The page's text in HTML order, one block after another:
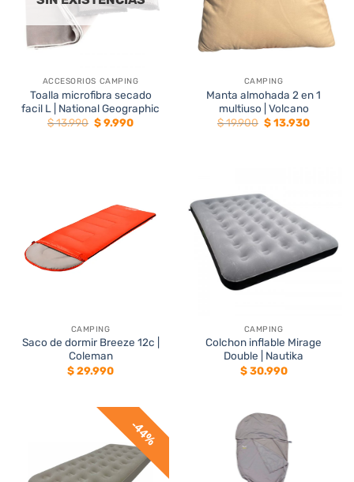
ACCESORIOS CAMPING
Toalla microfibra secado
facil L | National Geographic
$13.990 El
precio
$9.990El
CAMPING
Manta almohada 2 en 1
multiuso | Volcano
$19.900 El
precio
$13.930El
CAMPING
Saco de dormir Breeze 12c |
Coleman
$29.990
CAMPING
Colchon inflable Mirage
Double | Nautika
$30.990
44%